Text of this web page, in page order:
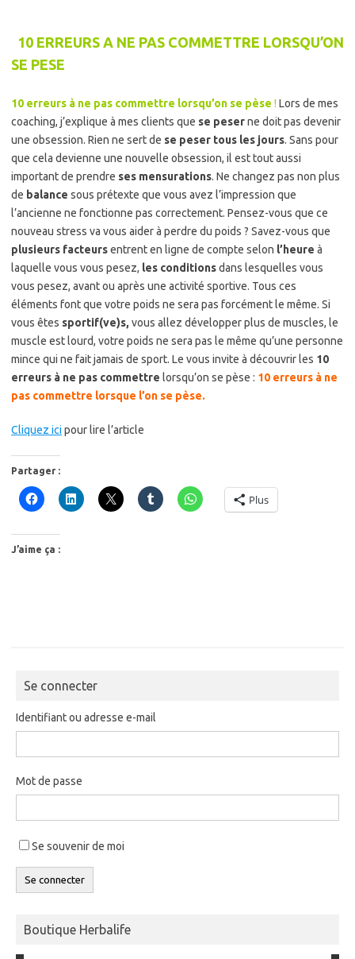
10 ERREURS A NE PAS COMMETTRE LORSQU’ON
SE PESE
10 erreurs à ne pas commettre lorsqu’on se pèse !Lors de mes
coaching, j’explique à mes clients que se peserne doit pas devenir
une obsession. Rien ne sert de se peser tous les jours. Sans pour
que cela devienne une nouvelle obsession, il est tout aussi
important de prendre ses mensurations. Ne changez pas non plus
de balance sous prétexte que vous avez l’impression que
l’ancienne ne fonctionne pas correctement. Pensez-vous que ce
nouveau stress va vous aider à perdre du poids ? Savez-vous que
plusieurs facteursentrent en ligne de compte selon l’heure à
laquelle vous vous pesez, les conditionsdans lesquelles vous
vous pesez, avant ou après une activité sportive. Tous ces
éléments font que votre poids ne sera pas forcément le même. Si
vous êtes sportif(ve)s, vous allez développer plus de muscles, le
muscle est lourd, votre poids ne sera pas le même qu’une personne
mince qui ne fait jamais de sport. Le vous invite à découvrir les 10
erreurs à ne pas commettre lorsqu’on se pèse : 10 erreurs à ne
pas commettre lorsque l’on se pèse.
Cliquez ici pour lire l’article
Partager :
Plus
J’aime ça :
Se connecter
Identifiant ou adresse e-mail
Mot de passe
Se souvenir de moi
Se connecter
Boutique Herbalife